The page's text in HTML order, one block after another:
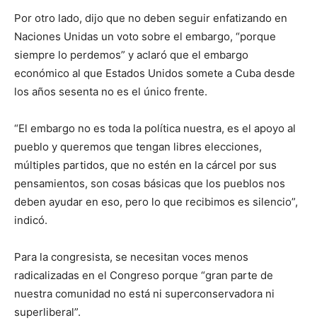
Por otro lado, dijo que no deben seguir enfatizando en
Naciones Unidas un voto sobre el embargo, “porque
siempre lo perdemos” y aclaró que el embargo
económico al que Estados Unidos somete a Cuba desde
los años sesenta no es el único frente.
“El embargo no es toda la política nuestra, es el apoyo al
pueblo y queremos que tengan libres elecciones,
múltiples partidos, que no estén en la cárcel por sus
pensamientos, son cosas básicas que los pueblos nos
deben ayudar en eso, pero lo que recibimos es silencio”,
indicó.
Para la congresista, se necesitan voces menos
radicalizadas en el Congreso porque “gran parte de
nuestra comunidad no está ni superconservadora ni
superliberal”.